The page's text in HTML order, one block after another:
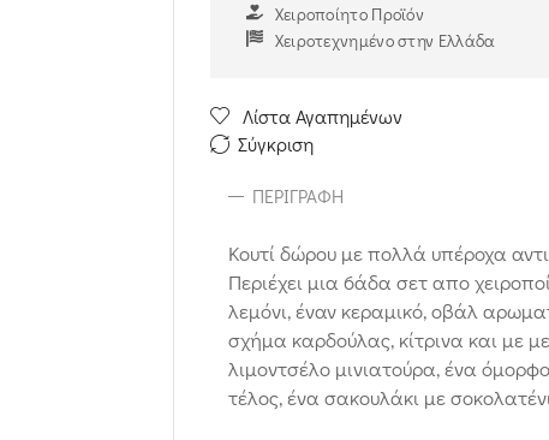
Χειροποίητο Προϊόν
Χειροτεχνημένο στην Ελλάδα
Λίστα Αγαπημένων
Σύγκριση
ΠΕΡΙΓΡΑΦΉ
Κουτί δώρου με πολλά υπέροχα
Περιέχει μια 6άδα σετ απο
λεμόνι, έναν κεραμικό, οβάλ
σχήμα καρδούλας, κίτρινα και με
λιμοντσέλο μινιατούρα, ένα
τέλος, ένα σακουλάκι με